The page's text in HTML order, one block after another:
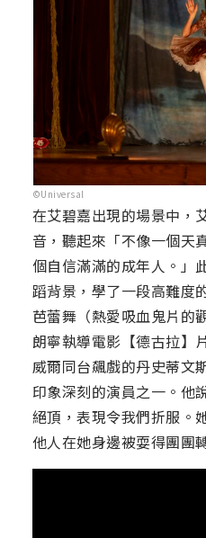
©Universal
在艾碧嘉出現的場景中，
音，聽起來「不像一個天
個自信滿滿的成年人。」
蹈背景，學了一段高難度
芭蕾舞（熱愛吸血鬼片的
朗寧執導電影【德古拉】
威爾同台飆戲的丹史蒂文
印象深刻的演員之一。他
絕頂，表現令我們折服。
他人在她身邊被耍得團團